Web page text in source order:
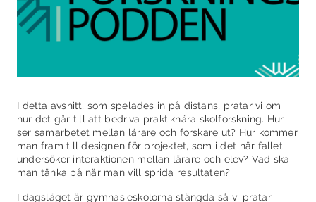
I detta avsnitt, som spelades in på distans, pratar vi om
hur det går till att bedriva praktiknära skolforskning. Hur
ser samarbetet mellan lärare och forskare ut? Hur kommer
man fram till designen för projektet, som i det här fallet
undersöker interaktionen mellan lärare och elev? Vad ska
man tänka på när man vill sprida resultaten?
I dagsläget är gymnasieskolorna stängda så vi pratar